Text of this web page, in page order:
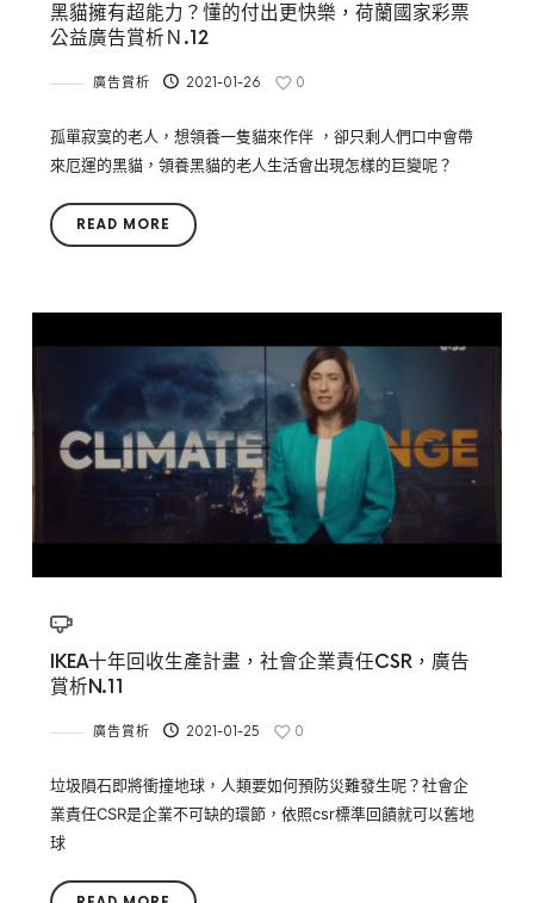
黑貓擁有超能力？懂的付出更快樂，荷蘭國家彩票
公益廣告賞析Ｎ.12
廣告賞析 2021-01-26 0
孤單寂寞的老人，想領養一隻貓來作伴 ，卻只剩人們口中會帶
來厄運的黑貓，領養黑貓的老人生活會出現怎樣的巨變呢？
READ MORE
IKEA十年回收生產計畫，社會企業責任CSR，廣告
賞析N.11
廣告賞析 2021-01-25 0
垃圾隕石即將衝撞地球，人類要如何預防災難發生呢？社會企
業責任CSR是企業不可缺的環節，依照csr標準回饋就可以舊地
球